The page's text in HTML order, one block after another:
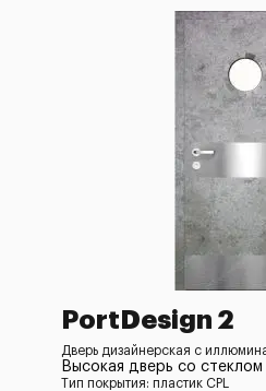
PortDesign 2
Дверь дизайнерская с
Высокая дверь со стеклом
Тип покрытия: пластик CPL